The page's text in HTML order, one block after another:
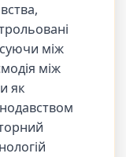
між
між
як